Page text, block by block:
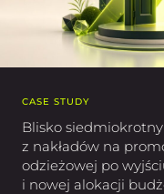
CASE STUDY
Blisko
z nakładów na
odzieżowej po
i nowej alokacji